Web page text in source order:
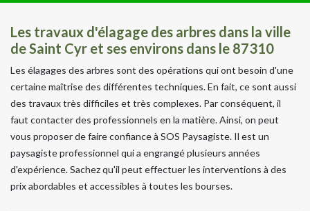
Les travaux d'élagage des arbres dans la ville
de Saint Cyr et ses environs dans le 87310
Les élagages des arbres sont des opérations qui ont besoin d'une
certaine maîtrise des différentes techniques. En fait, ce sont aussi
des travaux très difficiles et très complexes. Par conséquent, il
faut contacter des professionnels en la matière. Ainsi, on peut
vous proposer de faire confiance à SOS Paysagiste. Il est un
paysagiste professionnel qui a engrangé plusieurs années
d'expérience. Sachez qu'il peut effectuer les interventions à des
prix abordables et accessibles à toutes les bourses.